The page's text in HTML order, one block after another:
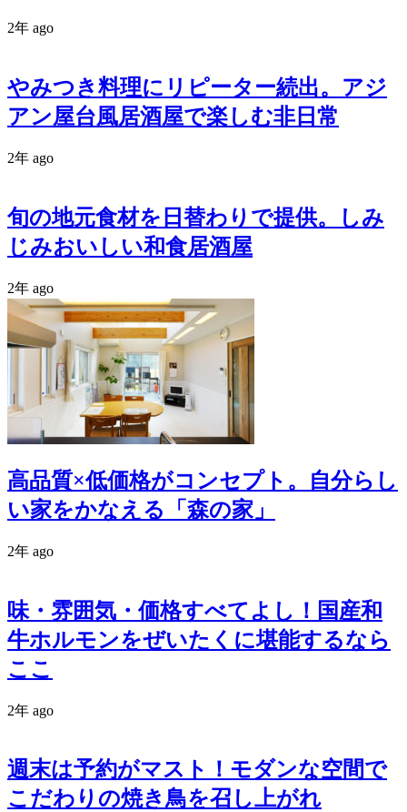
2年 ago
やみつき料理にリピーター続出。アジ
アン屋台風居酒屋で楽しむ非日常
2年 ago
旬の地元食材を日替わりで提供。しみ
じみおいしい和食居酒屋
2年 ago
高品質×低価格がコンセプト。自分らし
い家をかなえる「森の家」
2年 ago
味・雰囲気・価格すべてよし！国産和
牛ホルモンをぜいたくに堪能するなら
ここ
2年 ago
週末は予約がマスト！モダンな空間で
こだわりの焼き鳥を召し上がれ